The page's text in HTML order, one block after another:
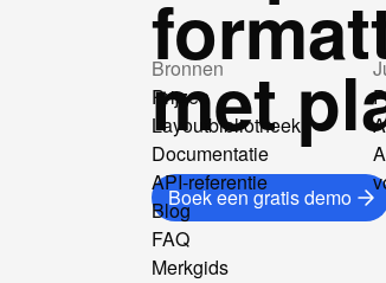
met
Boek een gratis demo
Bronnen
Prijzen
Layoutbibliotheek
Documentatie
API-referentie
Blog
FAQ
Merkgids